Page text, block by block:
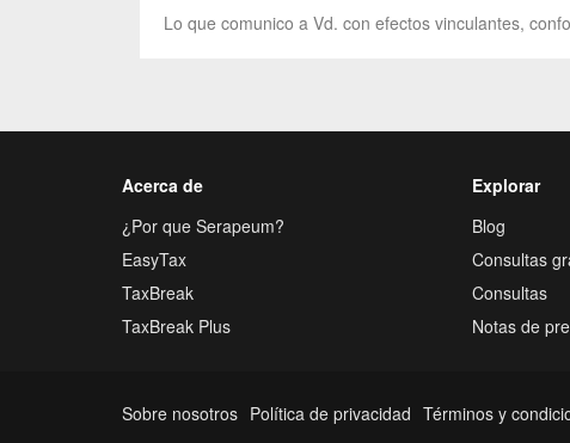
Lo que comunico a Vd. con efectos vinculantes,
Acerca de
¿Por que Serapeum?
EasyTax
TaxBreak
TaxBreak Plus
Explorar
Blog
Consultas
Consultas
Notas de
Sobre nosotros Política de privacidad Términos y